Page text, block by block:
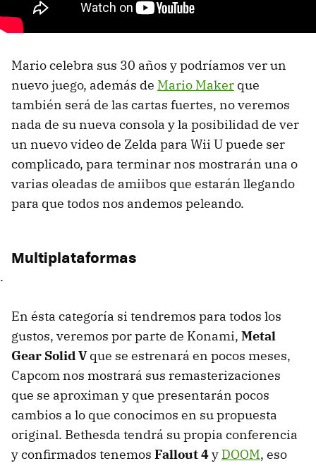
Mario celebra sus 30 años y podríamos ver un
nuevo juego, además de Mario Maker que
también será de las cartas fuertes, no veremos
nada de su nueva consola y la posibilidad de ver
un nuevo video de Zelda para Wii U puede ser
complicado, para terminar nos mostrarán una o
varias oleadas de amiibos que estarán llegando
para que todos nos andemos peleando.
Multiplataformas
.
En ésta categoría si tendremos para todos los
gustos, veremos por parte de Konami, Metal
Gear Solid Vque se estrenará en pocos meses,
Capcom nos mostrará sus remasterizaciones
que se aproximan y que presentarán pocos
cambios a lo que conocimos en su propuesta
original. Bethesda tendrá su propia conferencia
y confirmados tenemos Fallout 4y DOOM, eso